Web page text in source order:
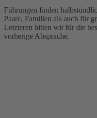
Führungen finden
Paare, Familien als auch für
Letzteren bitten wir für die
vorherige Absprache.